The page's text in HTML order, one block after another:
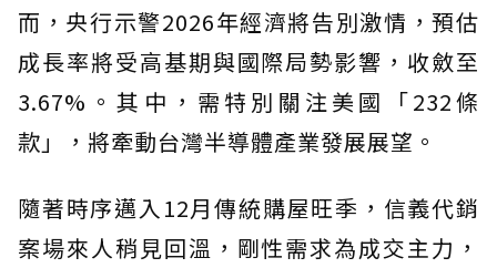
而，央行示警2026年經濟將告別激情，預估
成長率將受高基期與國際局勢影響，收斂至
3.67%。其中，需特別關注美國「232條
款」，將牽動台灣半導體產業發展展望。
隨著時序邁入12月傳統購屋旺季，信義代銷
案場來人稍見回溫，剛性需求為成交主力，